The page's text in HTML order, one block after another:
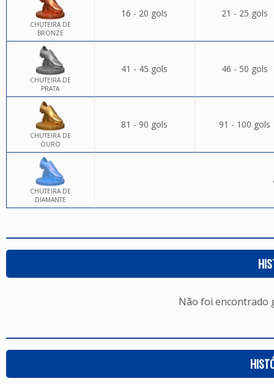
CHUTEIRA DE
BRONZE
16 - 20 gols 21 - 25 gols
CHUTEIRA DE
PRATA
41 - 45 gols 46 - 50 gols
CHUTEIRA DE
OURO
81 - 90 gols 91 - 100 gols
CHUTEIRA DE
DIAMANTE
Não foi encontrado